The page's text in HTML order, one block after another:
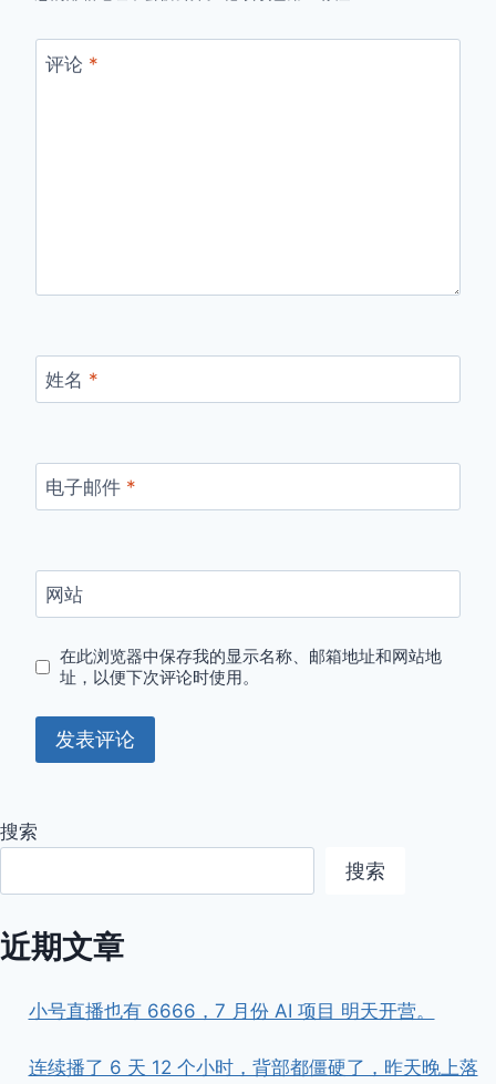
评论 *
姓名 *
电子邮件 *
网站
在此浏览器中保存我的显示名称、邮箱地址和网站地
址，以便下次评论时使用。
搜索
搜索
近期文章
小号直播也有 6666，7 月份 AI 项目 明天开营。
连续播了 6 天 12 个小时，背部都僵硬了，昨天晚上落